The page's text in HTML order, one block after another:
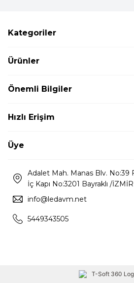
Kategoriler
Ürünler
Önemli Bilgiler
Hızlı Erişim
Üye
Adalet Mah. Manas Blv. No:39
İç Kapı No:3201 Bayraklı /İZMİR
info@ledavm.net
5449343505